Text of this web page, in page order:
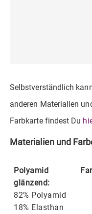
Selbstverständlich
anderen Materialien
Farbkarte findest Du
Materialien und
Polyamid
glänzend:
82% Polyamid
18% Elasthan